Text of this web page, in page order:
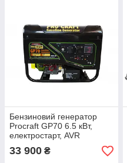
Бензиновий генератор
Procraft GP70 6.5 кВт,
електростарт, AVR
33 900 ₴